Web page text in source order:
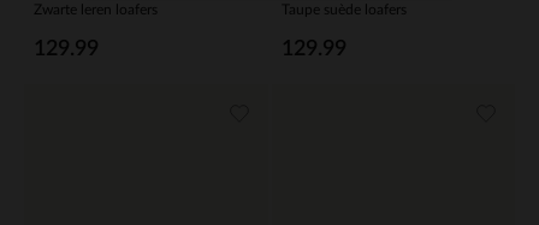
Zwarte leren loafers
129.99
Taupe suède loafers
129.99